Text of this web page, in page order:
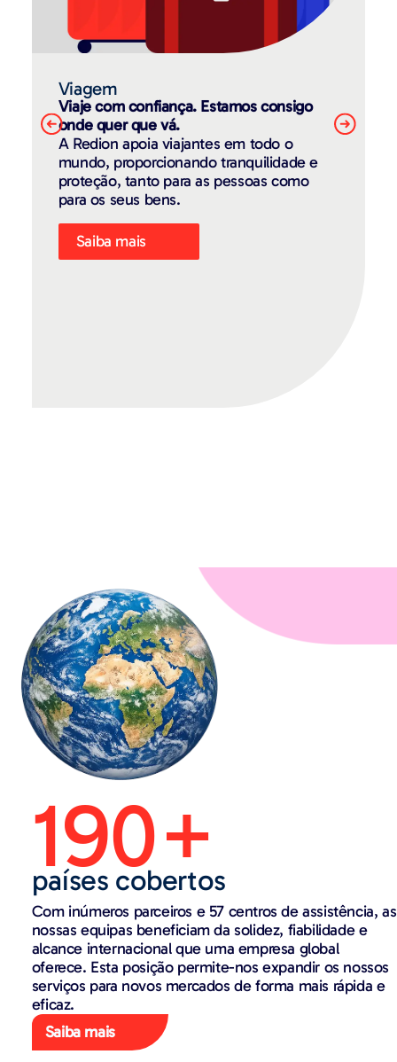
Viagem
Viaje com confiança. Estamos consigo
onde quer que vá.
A Redion apoia viajantes em todo o
mundo, proporcionando tranquilidade e
proteção, tanto para as pessoas como
para os seus bens.
Saiba mais
190+
países cobertos
Com inúmeros parceiros e 57 centros de assistência, as
nossas equipas beneficiam da solidez, fiabilidade e
alcance internacional que uma empresa global
oferece. Esta posição permite-nos expandir os nossos
serviços para novos mercados de forma mais rápida e
eficaz.
Saiba mais